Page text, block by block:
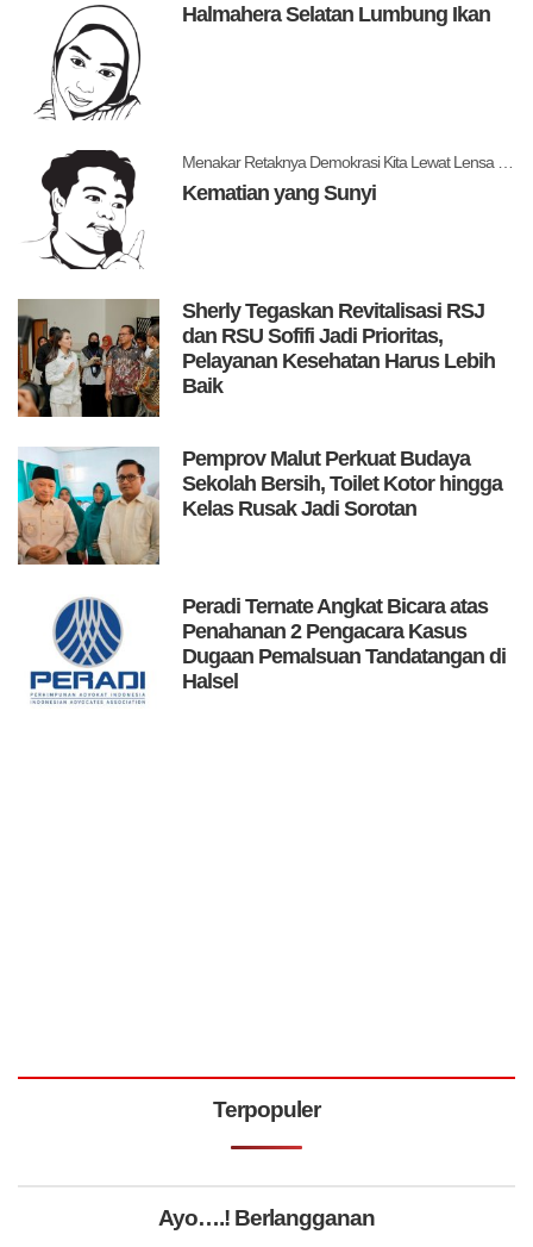
Halmahera Selatan Lumbung Ikan
Kematian yang Sunyi
Sherly Tegaskan Revitalisasi RSJ
dan RSU Sofifi Jadi Prioritas,
Pelayanan Kesehatan Harus Lebih
Baik
Pemprov Malut Perkuat Budaya
Sekolah Bersih, Toilet Kotor hingga
Kelas Rusak Jadi Sorotan
Peradi Ternate Angkat Bicara atas
Penahanan 2 Pengacara Kasus
Dugaan Pemalsuan Tandatangan di
Halsel
Terpopuler
Ayo….! Berlangganan